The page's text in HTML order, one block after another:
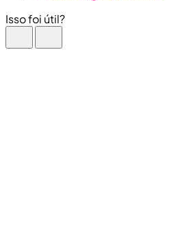
Isso foi útil?